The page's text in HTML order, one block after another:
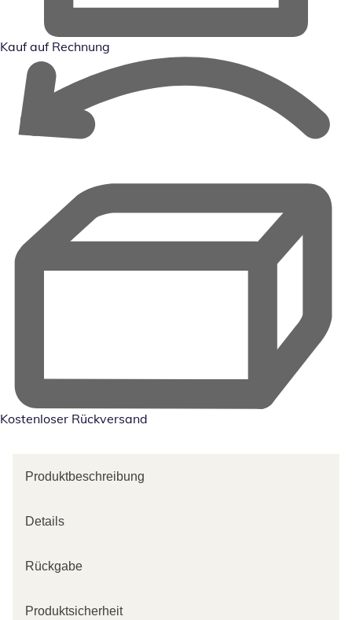
Kauf auf Rechnung
Kostenloser Rückversand
Produktbeschreibung
Details
Rückgabe
Produktsicherheit